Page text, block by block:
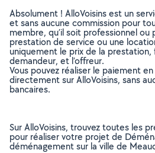
Absolument ! AlloVoisins est un
et sans aucune commission pour
membre, qu’il soit professionnel ou
prestation de service ou une
uniquement le prix de la prestation,
demandeur, et l’offreur.
Vous pouvez réaliser le paiement
directement sur AlloVoisins, sans
bancaires.
Sur AlloVoisins, trouvez toutes les
pour réaliser votre projet de
déménagement sur la ville de